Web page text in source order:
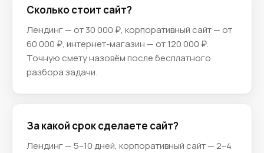
Сколько стоит сайт?
Лендинг — от 30 000 ₽, корпоративный сайт — от
60 000 ₽, интернет-магазин — от 120 000 ₽.
Точную смету назовём после бесплатного
разбора задачи.
За какой срок сделаете сайт?
Лендинг — 5–10 дней, корпоративный сайт — 2–4